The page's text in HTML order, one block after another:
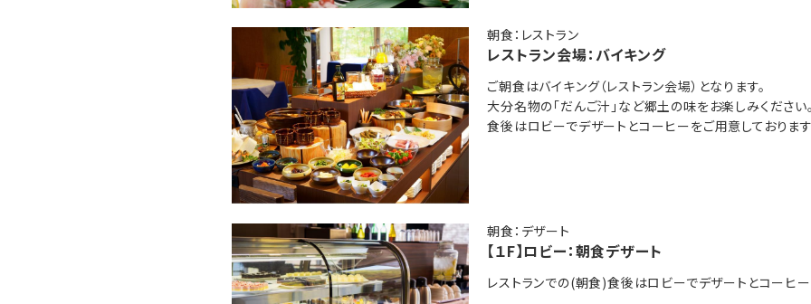
※アレルギー対応はできかねます。ご了承ください。
ただし、生魚につきましては変更可能ですので、ご宿泊の7日前までにご相談ください。
◆温泉◆
日本三大温泉のひとつ別府温泉。最も特徴的なのはその豊富な湯量。
両築別邸の温泉はすべて源泉掛け流しです。
大浴場の他にも露天風呂と3室限定の貸切風呂（※有料・現地払い／宿泊者1,100円（50分））を
◆お部屋◆
全室、Youtubeや映画なども見放題！お出かけ先で撮影した携帯動画もミラーリング機能でTV
一、御食事 季節のご飯
一、止 椀 季節の椀
一、香 物 二種盛り
一、甘 味 両築特製
※お品書きは、季節・仕入れにより多少変更になる場合
※画像の肉と野菜は2名盛りとなります。
朝食：レストラン
レストラン会場：バイキング
ご朝食はバイキング（レストラン会場）となります。
大分名物の「だんご汁」など郷土の味をお楽しみください
食後はロビーでデザートとコーヒーをご用意しております
朝食：デザート
【１F】ロビー：朝食デザート
レストランでの(朝食)食後はロビーでデザートとコーヒー